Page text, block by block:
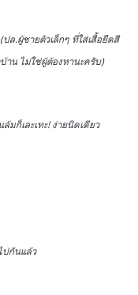
ล.ผู้ชายตัวเล็กๆ ที่ใส่เสื้อยืดสี
าน ไม่ใช่ผู้ต้องหานะครับ)
มก็เละเทะ! ง่ายนิดเดียว
ปกันแล้ว